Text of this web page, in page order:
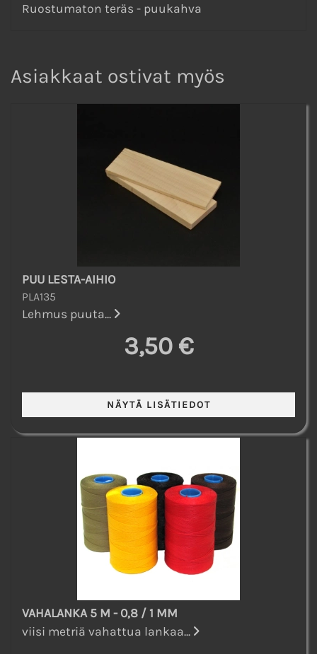
Ruostumaton teräs - puukahva
Asiakkaat ostivat myös
PUU LESTA-AIHIO
PLA135
Lehmus puuta...
3,50 €
VAHALANKA 5 M - 0,8 / 1 MM
viisi metriä vahattua lankaa...